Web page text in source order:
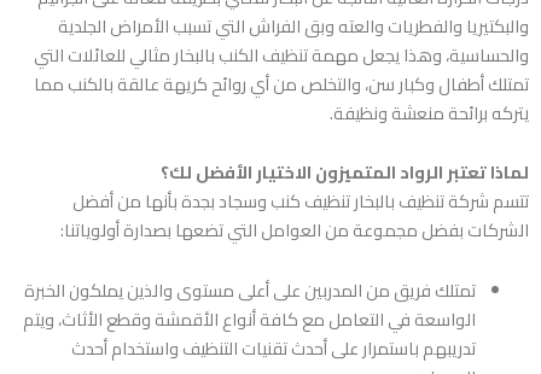
والبكتيريا والفطريات والعته وبق الفراش التي تسبب الأمراض الجلدية
والحساسية، وهذا يجعل مهمة تنظيف الكنب بالبخار مثالي للعائلات التي
تمتلك أطفال وكبار سن، والتخلص من أي روائح كريهة عالقة بالكنب مما
يتركه برائحة منعشة ونظيفة.
لماذا تعتبر الرواد المتميزون الاختيار الأفضل لك؟
تتسمشركة تنظيف بالبخار تنظيف كنب وسجاد بجدةبأنها من أفضل
الشركات بفضل مجموعة من العوامل التي تضعها بصدارة أولوياتنا:
تمتلك فريق من المدربين على أعلى مستوى والذين يملكون الخبرة
الواسعة في التعامل مع كافة أنواع الأقمشة وقطع الأثاث، ويتم
تدريبهم باستمرار على أحدث تقنيات التنظيف واستخدام أحدث